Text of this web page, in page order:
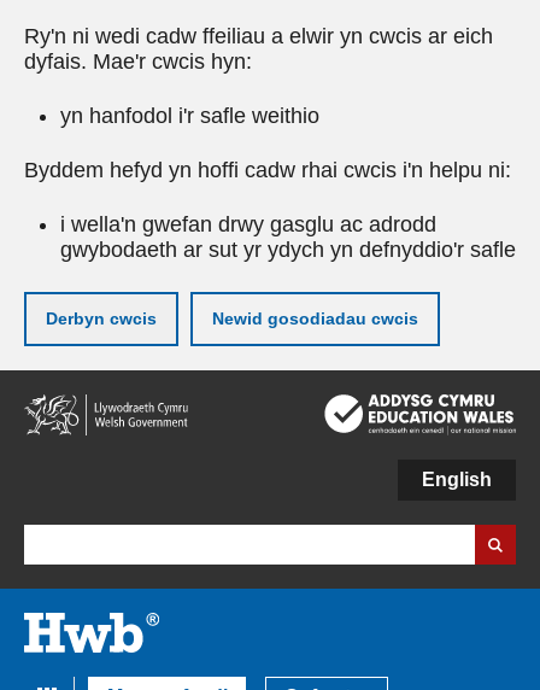
Ry'n ni wedi cadw ffeiliau a elwir yn cwcis ar eich
dyfais. Mae'r cwcis hyn:
yn hanfodol i'r safle weithio
Byddem hefyd yn hoffi cadw rhai cwcis i'n helpu ni:
i wella'n gwefan drwy gasglu ac adrodd
gwybodaeth ar sut yr ydych yn defnyddio'r safle
Derbyn cwcis Newid gosodiadau cwcis
Neidio
i'r
prif
English